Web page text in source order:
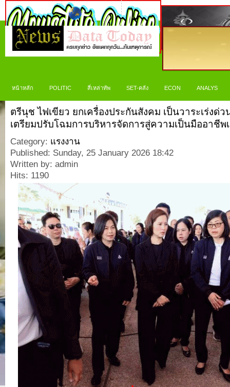
หน้าหลัก POLITIC สี่เหล่าทัพ SET-คลัง ECON ANALYS
ตรีนุช ไฟเขียว ยกเครื่องประกันสังคม เป็นวาระเร่งด่
เตรียมปรับโฉมการบริหารจัดการสู่ความเป็นมืออาชีพ
Category: แรงงาน
Published: Sunday, 25 January 2026 18:42
Written by: admin
Hits: 1190